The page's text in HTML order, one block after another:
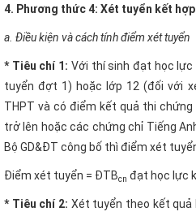
4. Phương thức 4: Xét tuyển kết hợp
a. Điều kiện và cách tính điểm xét tuyển
* Tiêu chí 1: Với thí sinh đạt học lực
tuyển đợt 1) hoặc lớp 12 (đối với
THPT và có điểm kết quả thi chứng
trở lên hoặc các chứng chỉ Tiếng
Bộ GD&ĐT công bố thì điểm xét
Điểm xét tuyển = ĐTBcn đạt học lực
* Tiêu chí 2: Xét tuyển theo kết quả